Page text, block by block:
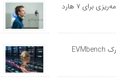
نقشه راه جدید اتریوم تا سال ۲۰۲۹؛ برنامه‌ریزی برای ۷ هارد
رونمایی اوپن ای آی (OpenAI) از بنچمارک EVMbench